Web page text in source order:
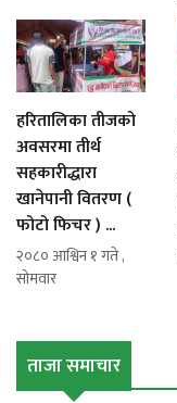
हरितालिका तीजको
अवसरमा तीर्थ
सहकारीद्धारा
खानेपानी वितरण (
फोटो फिचर ) ...
२०८० आश्विन १ गते ,
सोमवार
ताजा समाचार